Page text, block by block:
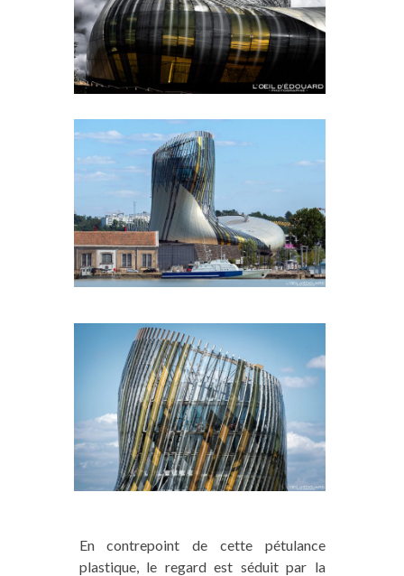
En contrepoint de cette pétulance
plastique, le regard est séduit par la